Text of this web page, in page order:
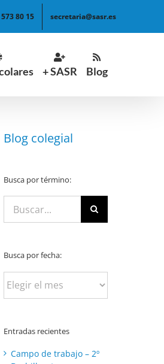
80 15 secretaria@sasr.es
+ SASR Blog
Blog colegial
Busca por término:
Busca por fecha:
por
fecha:
Entradas recientes
Campo de trabajo – 2º